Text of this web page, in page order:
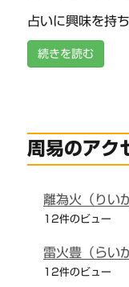
占いに興味を持
続きを読む
周易のアク
離為火（りい
12件のビュー
雷火豊（らい
12件のビュー